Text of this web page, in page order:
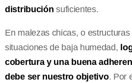
distribución suficientes.
En malezas chicas, o
situaciones de baja humedad,
cobertura y una buena
debe ser nuestro objetivo. Por